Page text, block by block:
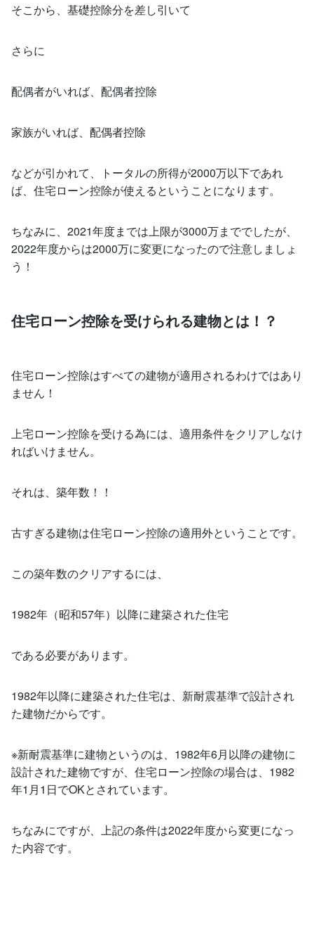
そこから、基礎控除分を差し引いて
さらに
配偶者がいれば、配偶者控除
家族がいれば、配偶者控除
などが引かれて、トータルの所得が2000万以下であれ
ば、住宅ローン控除が使えるということになります。
ちなみに、2021年度までは上限が3000万まででしたが、
2022年度からは2000万に変更になったので注意しましょ
う！
住宅ローン控除を受けられる建物とは！？
住宅ローン控除はすべての建物が適用されるわけではあり
ません！
上宅ローン控除を受ける為には、適用条件をクリアしなけ
ればいけません。
それは、築年数！！
古すぎる建物は住宅ローン控除の適用外ということです。
この築年数のクリアするには、
1982年（昭和57年）以降に建築された住宅
である必要があります。
1982年以降に建築された住宅は、新耐震基準で設計され
た建物だからです。
※新耐震基準に建物というのは、1982年6月以降の建物に
設計された建物ですが、住宅ローン控除の場合は、1982
年1月1日でOKとされています。
ちなみにですが、上記の条件は2022年度から変更になっ
た内容です。